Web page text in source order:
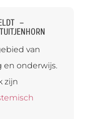
–
van
en onderwijs.
zijn